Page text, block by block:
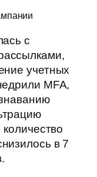
с
учетных
MFA,
в 7